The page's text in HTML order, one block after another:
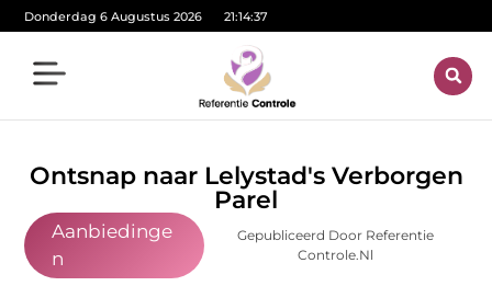
Donderdag 6 Augustus 2026 21:14:39
Ontsnap naar Lelystad's Verborgen
Parel
Aanbiedinge
n
Gepubliceerd Door Referentie
Controle.nl